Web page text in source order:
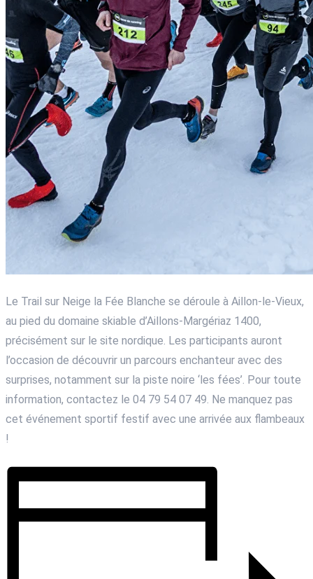
Le Trail sur Neige la Fée Blanche se déroule à Aillon-le-Vieux,
au pied du domaine skiable d’Aillons-Margériaz 1400,
précisément sur le site nordique. Les participants auront
l’occasion de découvrir un parcours enchanteur avec des
surprises, notamment sur la piste noire ‘les fées’. Pour toute
information, contactez le 04 79 54 07 49. Ne manquez pas
cet événement sportif festif avec une arrivée aux flambeaux
!